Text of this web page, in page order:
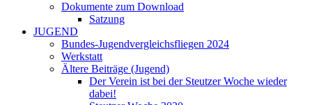
Dokumente zum Download
Satzung
JUGEND
Bundes-Jugendvergleichsfliegen 2024
Werkstatt
Ältere Beiträge (Jugend)
Der Verein ist bei der Steutzer Woche wieder
dabei!